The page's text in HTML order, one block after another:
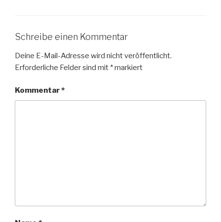
Schreibe einen Kommentar
Deine E-Mail-Adresse wird nicht veröffentlicht.
Erforderliche Felder sind mit *markiert
Kommentar*